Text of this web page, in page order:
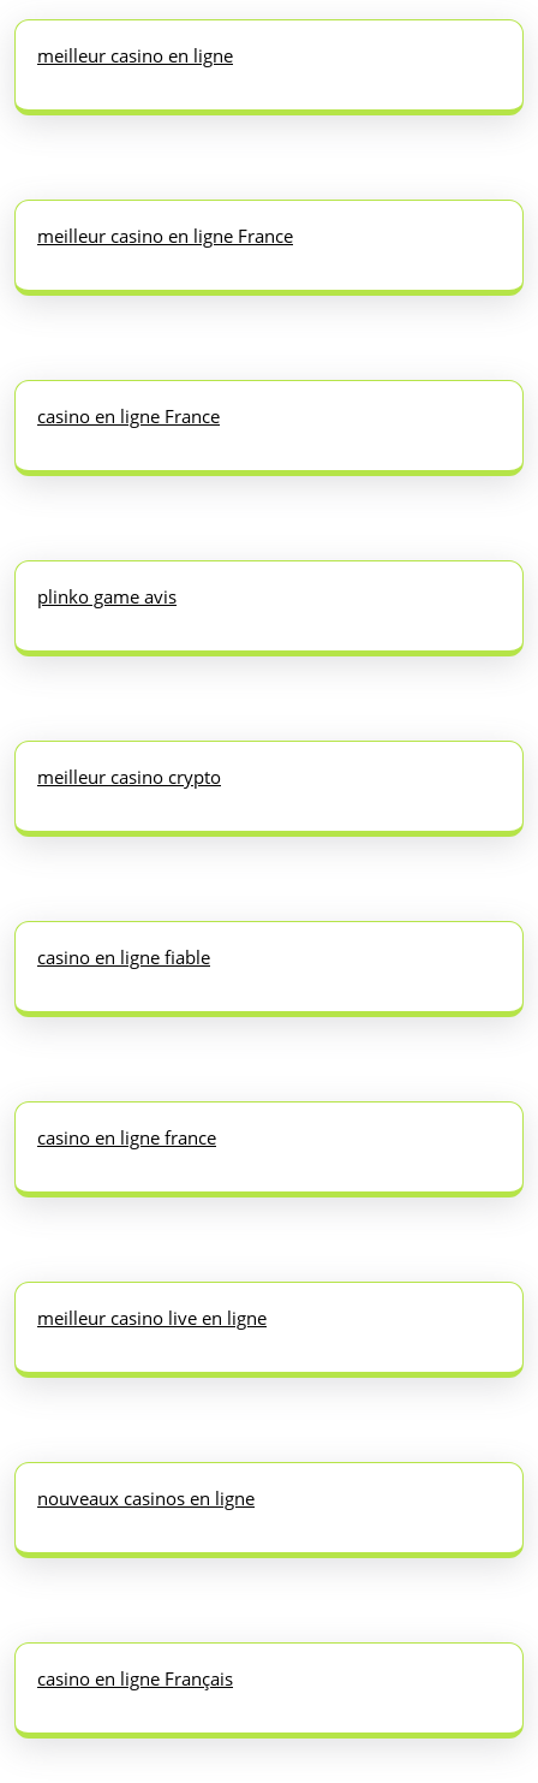
meilleur casino en ligne
meilleur casino en ligne France
casino en ligne France
plinko game avis
meilleur casino crypto
casino en ligne fiable
casino en ligne france
meilleur casino live en ligne
nouveaux casinos en ligne
casino en ligne Français